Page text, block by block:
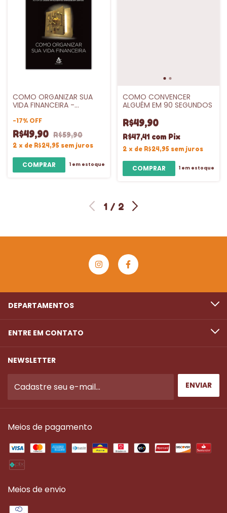
COMO ORGANIZAR SUA
VIDA FINANCEIRA -
-17% OFF
R$49,90 R$59,90
2 x de R$24,95 sem juros
1em estoque
COMO CONVENCER
ALGUÉM EM 90 SEGUNDOS
R$49,90
R$47,41 com Pix
2 x de R$24,95 sem juros
1 em estoque
1 / 2
DEPARTAMENTOS
ENTRE EM CONTATO
NEWSLETTER
Meios de pagamento
Meios de envio